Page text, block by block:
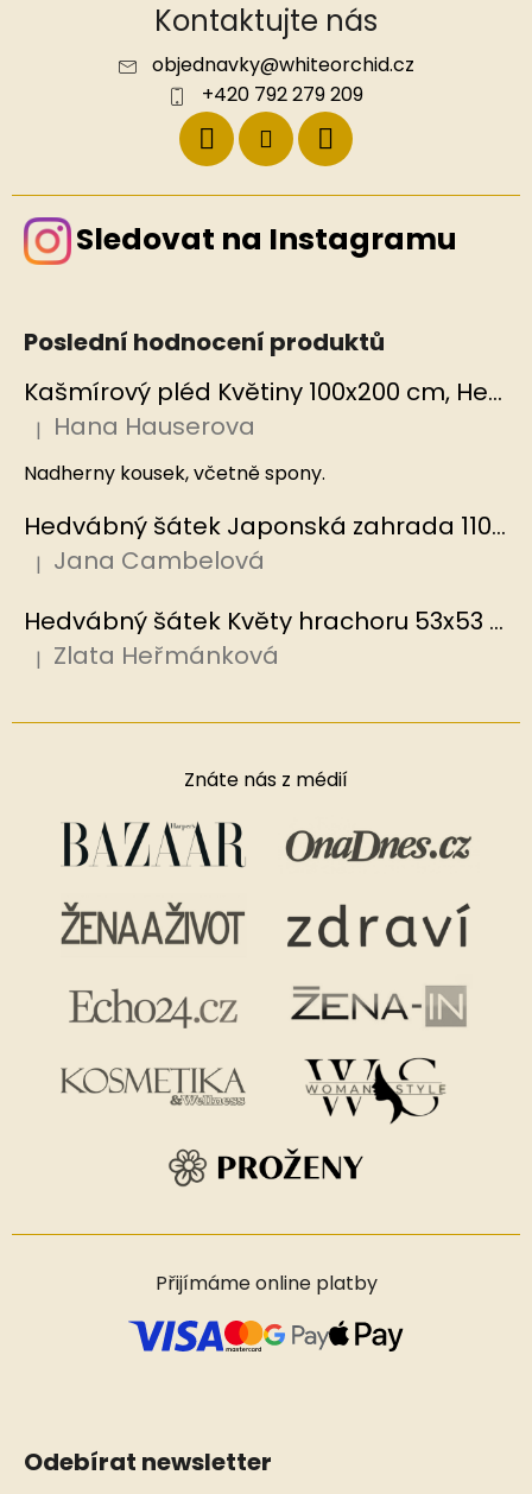
Kontaktujte nás
objednavky@whiteorchid.cz
+420 792 279 209
Sledovat na Instagramu
Poslední hodnocení produktů
Kašmírový pléd Květiny 100x200 cm, Hedvábný svět
Hodnocení produktu je 5 z 5 hvězdiček.
| Hana Hauserova
Nadherny kousek, včetně spony.
Hedvábný šátek Japonská zahrada 110x110 cm v dárkovém balení, HEDVÁBNÝ SVĚT
Hodnocení produktu je 5 z 5 hvězdiček.
| Jana Cambelová
Hedvábný šátek Květy hrachoru 53x53 cm v dárkovém balení, HEDVÁBNÝ SVĚT
Hodnocení produktu je 5 z 5 hvězdiček.
| Zlata Heřmánková
Znáte nás z médií
Přijímáme online platby
Odebírat newsletter